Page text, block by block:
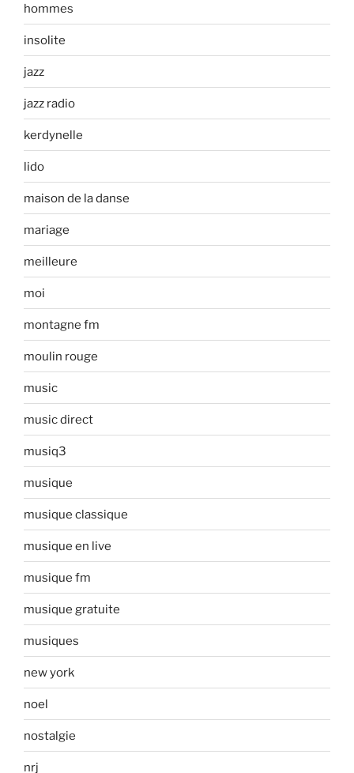
hommes
insolite
jazz
jazz radio
kerdynelle
lido
maison de la danse
mariage
meilleure
moi
montagne fm
moulin rouge
music
music direct
musiq3
musique
musique classique
musique en live
musique fm
musique gratuite
musiques
new york
noel
nostalgie
nrj